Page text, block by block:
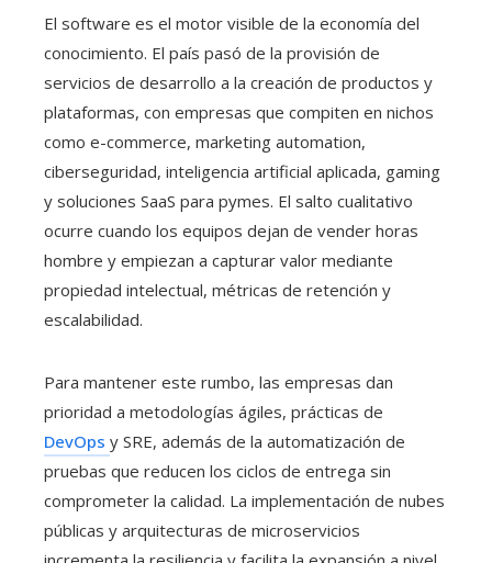
El software es el motor visible de la economía del
conocimiento. El país pasó de la provisión de
servicios de desarrollo a la creación de productos y
plataformas, con empresas que compiten en nichos
como e-commerce, marketing automation,
ciberseguridad, inteligencia artificial aplicada, gaming
y soluciones SaaS para pymes. El salto cualitativo
ocurre cuando los equipos dejan de vender horas
hombre y empiezan a capturar valor mediante
propiedad intelectual, métricas de retención y
escalabilidad.
Para mantener este rumbo, las empresas dan
prioridad a metodologías ágiles, prácticas de
DevOps y SRE, además de la automatización de
pruebas que reducen los ciclos de entrega sin
comprometer la calidad. La implementación de nubes
públicas y arquitecturas de microservicios